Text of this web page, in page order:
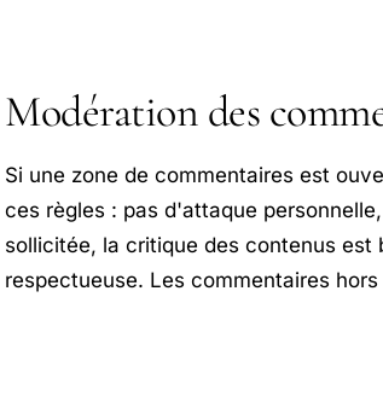
Modération des
Si une zone de commentaires est
ces règles : pas d'attaque
sollicitée, la critique des contenus est
respectueuse. Les commentaires